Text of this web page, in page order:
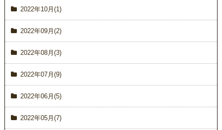
2022年10月(1)
2022年09月(2)
2022年08月(3)
2022年07月(9)
2022年06月(5)
2022年05月(7)